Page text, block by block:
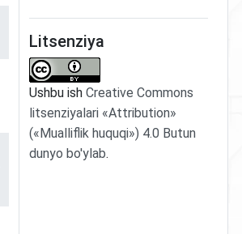
Litsenziya
Ushbu ish Creative Commons
litsenziyalari «Attribution»
(«Mualliflik huquqi») 4.0 Butun
dunyo bo'ylab.